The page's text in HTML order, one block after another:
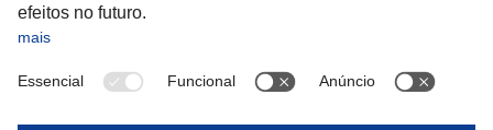
Turkey
OCEANIA